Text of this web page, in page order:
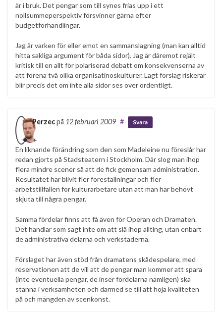
är i bruk. Det pengar som till synes frias upp i ett
nollsummeperspektiv försvinner gärna efter
budgetförhandlingar.
Jag är varken för eller emot en sammanslagning (man kan alltid
hitta sakliga argument för båda sidor). Jag är däremot rejält
kritisk till en allt för polariserad debatt om konsekvenserna av
att förena två olika organisatinoskulturer. Lagt förslag riskerar
blir precis det om inte alla sidor ses över ordentligt.
Perzecpå 12 februari 2009 # Svara
En liknande förändring som den som Madeleine nu föreslår har
redan gjorts på Stadsteatern i Stockholm. Där slog man ihop
flera mindre scener så att de fick gemensam administration.
Resultatet har blivit fler föreställningar och fler
arbetstillfällen för kulturarbetare utan att man har behövt
skjuta till några pengar.
Samma fördelar finns att få även för Operan och Dramaten.
Det handlar som sagt inte om att slå ihop allting, utan enbart
de administrativa delarna och verkstäderna.
Förslaget har även stöd från dramatens skådespelare, med
reservationen att de vill att de pengar man kommer att spara
(inte eventuella pengar, de inser fördelarna nämligen) ska
stanna i verksamheten och därmed se till att höja kvaliteten
på och mängden av scenkonst.